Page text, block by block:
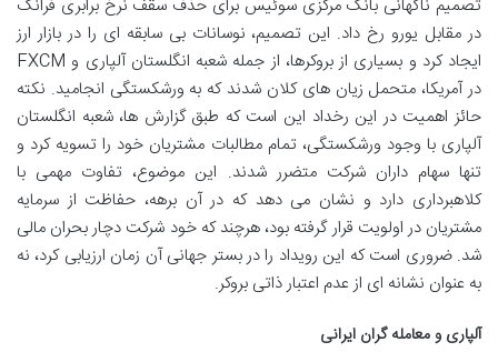
تصمیم ناگهانی بانک مرکزی سوئیس برای حذف سقف نرخ برابری فرانک
در مقابل یورو رخ داد. این تصمیم، نوسانات بی سابقه ای را در بازار ارز
ایجاد کرد و بسیاری از بروکرها، از جمله شعبه انگلستان آلپاری و FXCM
در آمریکا، متحمل زیان های کلان شدند که به ورشکستگی انجامید. نکته
حائز اهمیت در این رخداد این است که طبق گزارش ها، شعبه انگلستان
آلپاری با وجود ورشکستگی، تمام مطالبات مشتریان خود را تسویه کرد و
تنها سهام داران شرکت متضرر شدند. این موضوع، تفاوت مهمی با
کلاهبرداری دارد و نشان می دهد که در آن برهه، حفاظت از سرمایه
مشتریان در اولویت قرار گرفته بود، هرچند که خود شرکت دچار بحران مالی
شد. ضروری است که این رویداد را در بستر جهانی آن زمان ارزیابی کرد، نه
به عنوان نشانه ای از عدم اعتبار ذاتی بروکر.
آلپاری و معامله گران ایرانی